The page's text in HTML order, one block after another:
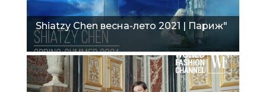
Shiatzy Chen весна-лето 2021 | Париж"